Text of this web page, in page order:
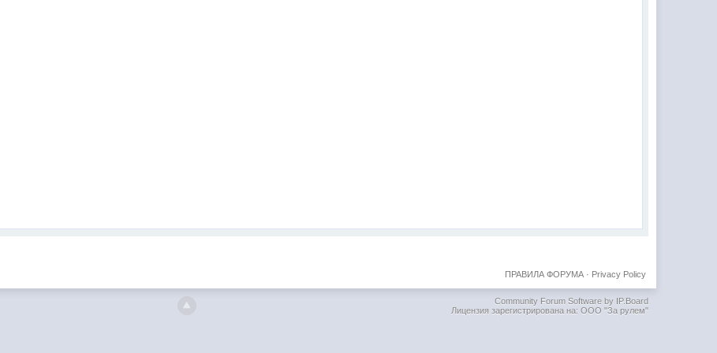
Privacy Policy
ПРАВИЛА ФОРУМА·
Community Forum Software by IP.Board
Лицензия зарегистрирована на: ООО "За рулем"